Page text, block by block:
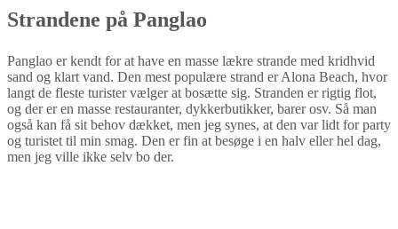
Strandene på Panglao
Panglao er kendt for at have en masse lækre strande med kridhvid
sand og klart vand. Den mest populære strand er Alona Beach, hvor
langt de fleste turister vælger at bosætte sig. Stranden er rigtig flot,
og der er en masse restauranter, dykkerbutikker, barer osv. Så man
også kan få sit behov dækket, men jeg synes, at den var lidt for party
og turistet til min smag. Den er fin at besøge i en halv eller hel dag,
men jeg ville ikke selv bo der.